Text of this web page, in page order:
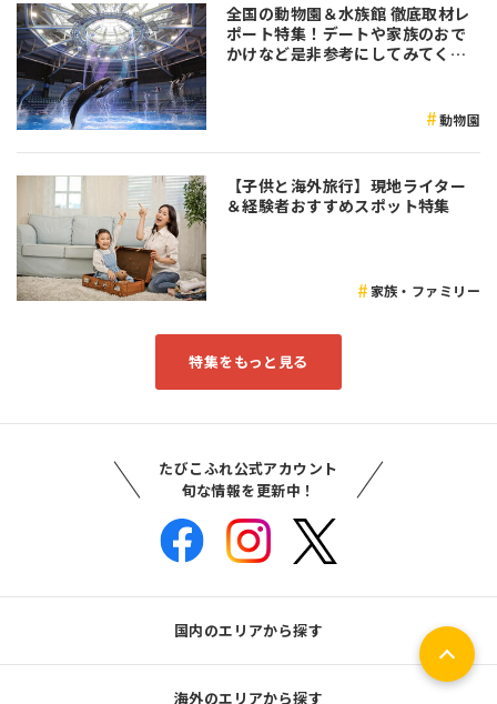
全国の動物園＆水族館 徹底取材レ
ポート特集！デートや家族のおで
かけなど是非参考にしてみてくだ
動物園
【子供と海外旅行】現地ライター
＆経験者おすすめスポット特集
家族・ファミリー
特集をもっと見る
たびこふれ公式アカウント
旬な情報を更新中！
国内のエリアから探す
海外のエリアから探す